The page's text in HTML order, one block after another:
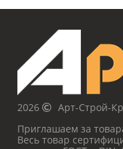
2026
Арт-Строй-
Приглашаем за
Весь товар